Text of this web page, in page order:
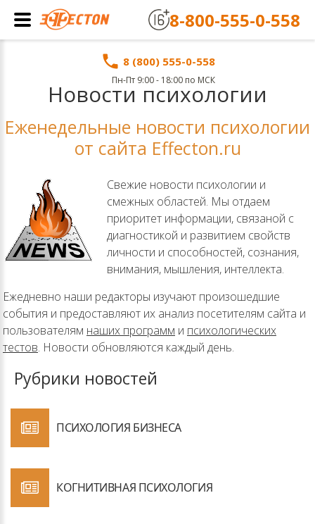
8 (800) 555-0-558
Пн-Пт 9:00 - 18:00 по МСК
Новости психологии
Еженедельные новости психологии
от сайта Effecton.ru
Свежие новости психологии и
смежных областей. Мы отдаем
приоритет информации, связаной с
диагностикой и развитием свойств
личности и способностей, сознания,
внимания, мышления, интеллекта.
Ежедневно наши редакторы изучают произошедшие
события и предоставляют их анализ посетителям сайта и
пользователям наших программ и психологических
тестов. Новости обновляются каждый день.
Рубрики новостей
ПСИХОЛОГИЯ БИЗНЕСА
КОГНИТИВНАЯ ПСИХОЛОГИЯ
8-800-555-0-558